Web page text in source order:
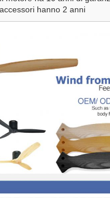
accessori hanno 2 anni